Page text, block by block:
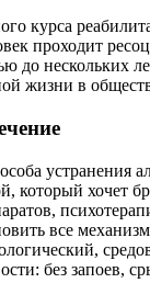
курса
проходит
до нескольких
жизни в
устранения
который хочет
все
без запоев,